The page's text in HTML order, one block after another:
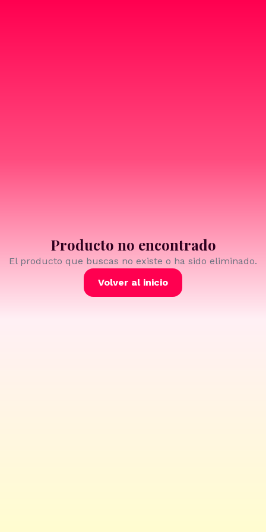
Producto no encontrado
El producto que buscas no existe o ha sido eliminado.
Volver al inicio